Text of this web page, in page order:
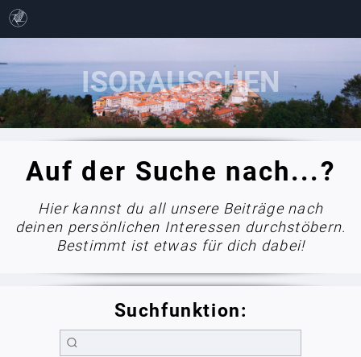
Auf der Suche nach...?
Hier kannst du all unsere Beiträge nach
deinen persönlichen Interessen durchstöbern.
Bestimmt ist etwas für dich dabei!
Suchfunktion: